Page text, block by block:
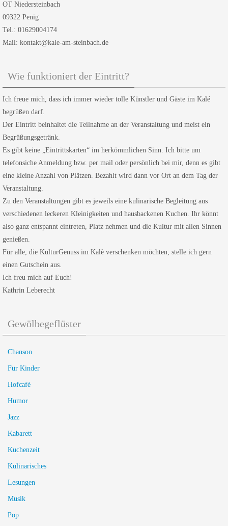
OT Niedersteinbach
09322 Penig
Tel.: 01629004174
Mail: kontakt@kale-am-steinbach.de
Wie funktioniert der Eintritt?
Ich freue mich, dass ich immer wieder tolle Künstler und Gäste im Kalé
begrüßen darf.
Der Eintritt beinhaltet die Teilnahme an der Veranstaltung und meist ein
Begrüßungsgetränk.
Es gibt keine „Eintrittskarten“ im herkömmlichen Sinn. Ich bitte um
telefonsiche Anmeldung bzw. per mail oder persönlich bei mir, denn es gibt
eine kleine Anzahl von Plätzen. Bezahlt wird dann vor Ort an dem Tag der
Veranstaltung.
Zu den Veranstaltungen gibt es jeweils eine kulinarische Begleitung aus
verschiedenen leckeren Kleinigkeiten und hausbackenen Kuchen. Ihr könnt
also ganz entspannt eintreten, Platz nehmen und die Kultur mit allen Sinnen
genießen.
Für alle, die KulturGenuss im Kalè verschenken möchten, stelle ich gern
einen Gutschein aus.
Ich freu mich auf Euch!
Kathrin Leberecht
Gewölbegeflüster
Chanson
Für Kinder
Hofcafé
Humor
Jazz
Kabarett
Kuchenzeit
Kulinarisches
Lesungen
Musik
Pop